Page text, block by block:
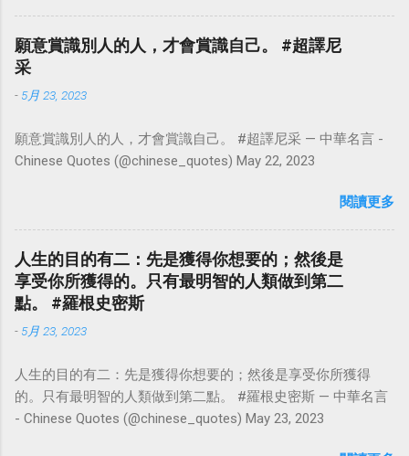
華名言 - Chinese Quotes (@chinese_quotes) May 23, 2023
願意賞識別人的人，才會賞識自己。 #超譯尼
采
- 5月 23, 2023
願意賞識別人的人，才會賞識自己。 #超譯尼采 — 中華名言 -
Chinese Quotes (@chinese_quotes) May 22, 2023
閱讀更多
人生的目的有二：先是獲得你想要的；然後是
享受你所獲得的。只有最明智的人類做到第二
點。 #羅根史密斯
- 5月 23, 2023
人生的目的有二：先是獲得你想要的；然後是享受你所獲得
的。只有最明智的人類做到第二點。 #羅根史密斯 — 中華名言
- Chinese Quotes (@chinese_quotes) May 23, 2023